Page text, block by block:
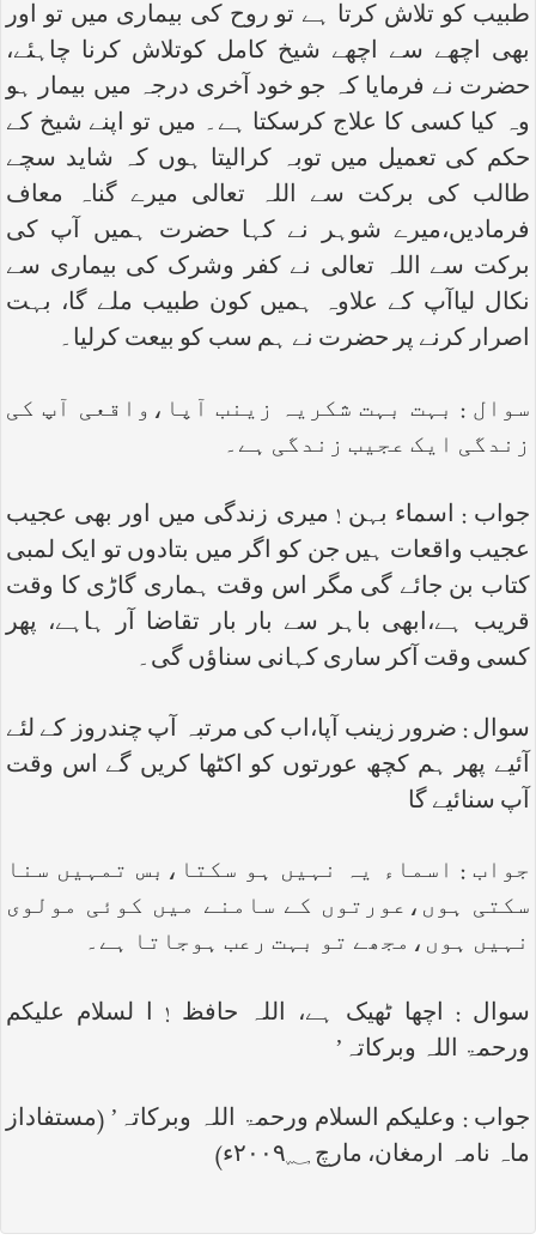
طبیب کو تلاش کرتا ہے تو روح کی بیماری میں تو اور
بھی اچھے سے اچھے شیخ کامل کوتلاش کرنا چاہئے،
حضرت نے فرمایا کہ جو خود آخری درجہ میں بیمار ہو
وہ کیا کسی کا علاج کرسکتا ہے۔ میں تو اپنے شیخ کے
حکم کی تعمیل میں توبہ کرالیتا ہوں کہ شاید سچے
طالب کی برکت سے اللہ تعالی میرے گناہ معاف
فرمادیں،میرے شوہر نے کہا حضرت ہمیں آپ کی
برکت سے اللہ تعالی نے کفر وشرک کی بیماری سے
نکال لیاآپ کے علاوہ ہمیں کون طبیب ملے گا، بہت
اصرار کرنے پر حضرت نے ہم سب کو بیعت کرلیا۔
سوال : بہت بہت شکریہ زینب آپا،واقعی آپ کی
زندگی ایک عجیب زندگی ہے۔
جواب : اسماء بہن ! میری زندگی میں اور بھی عجیب
عجیب واقعات ہیں جن کو اگر میں بتادوں تو ایک لمبی
کتاب بن جائے گی مگر اس وقت ہماری گاڑی کا وقت
قریب ہے،ابھی باہر سے بار بار تقاضا آر ہاہے، پھر
کسی وقت آکر ساری کہانی سناؤں گی۔
سوال : ضرور زینب آپا،اب کی مرتبہ آپ چندروز کے لئے
آئیے پھر ہم کچھ عورتوں کو اکٹھا کریں گے اس وقت
آپ سنائیے گا
جواب : اسماء یہ نہیں ہو سکتا،بس تمہیں سنا
سکتی ہوں،عورتوں کے سامنے میں کوئی مولوی
نہیں ہوں،مجھے تو بہت رعب ہوجاتا ہے۔
سوال : اچھا ٹھیک ہے، اللہ حافظ ! ا لسلام علیکم
ورحمۃ اللہ وبرکاتہ ’
جواب : وعلیکم السلام ورحمۃ اللہ وبرکاتہ’ (مستفاداز
ماہ نامہ ارمغان، مارچ ۲۰۰۹؁ء)